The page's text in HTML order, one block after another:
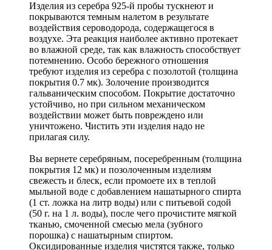
Изделия из серебра 925-й пробы тускнеют и
покрываются темным налетом в результате
воздействия сероводорода, содержащегося в
воздухе. Эта реакция наиболее активно протекает
во влажной среде, так как влажность способствует
потемнению. Особо бережного отношения
требуют изделия из серебра с позолотой (толщина
покрытия 0.7 мк). Золочение производится
гальваническим способом. Покрытие достаточно
устойчиво, но при сильном механическом
воздействии может быть повреждено или
уничтожено. Чистить эти изделия надо не
прилагая силу.
Вы вернете серебряным, посеребренным (толщина
покрытия 12 мк) и позолоченным изделиям
свежесть и блеск, если промоете их в теплой
мыльной воде с добавлением нашатырного спирта
(1 ст. ложка на литр воды) или с питьевой содой
(50 г. на 1 л. воды), после чего прочистите мягкой
тканью, смоченной смесью мела (зубного
порошка) с нашатырным спиртом.
Оксидированные изделия чистятся также, только